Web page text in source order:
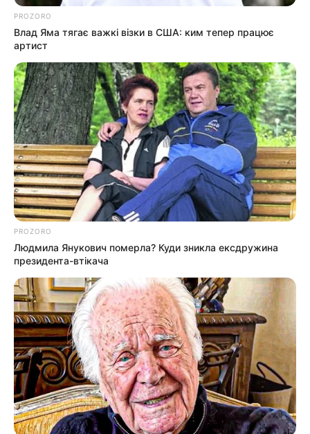
PROZORO
Влад Яма тягає важкі візки в США: ким тепер працює
артист
PROZORO
Людмила Янукович померла? Куди зникла ексдружина
президента-втікача